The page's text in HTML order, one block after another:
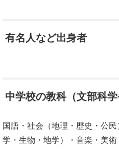
有名人など出身者
中学校の教科（文部科学
国語・社会（地理・歴史・公
学・生物・地学）・音楽・美